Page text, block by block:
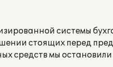
системы
стоящих перед
средств мы